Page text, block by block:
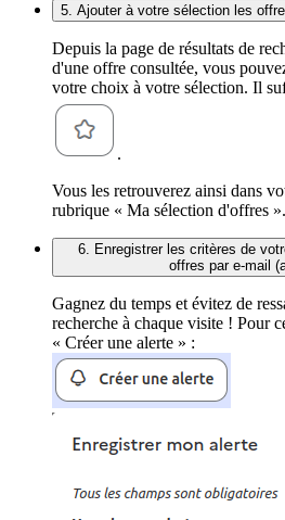
5. Ajouter à votre sélection les
Depuis la page de résultats de
d'une offre consultée, vous
votre choix à votre sélection. Il
.
Vous les retrouverez ainsi dans
rubrique « Ma sélection d'offres ».
6. Enregistrer les critères de
offres par e-mail
Gagnez du temps et évitez de
recherche à chaque visite ! Pour
« Créer une alerte » :